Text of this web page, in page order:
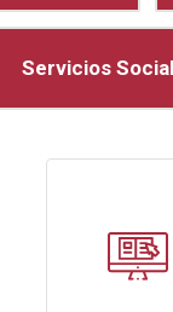
Servicios